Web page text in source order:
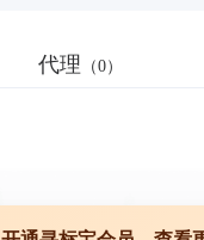
代理 （0）